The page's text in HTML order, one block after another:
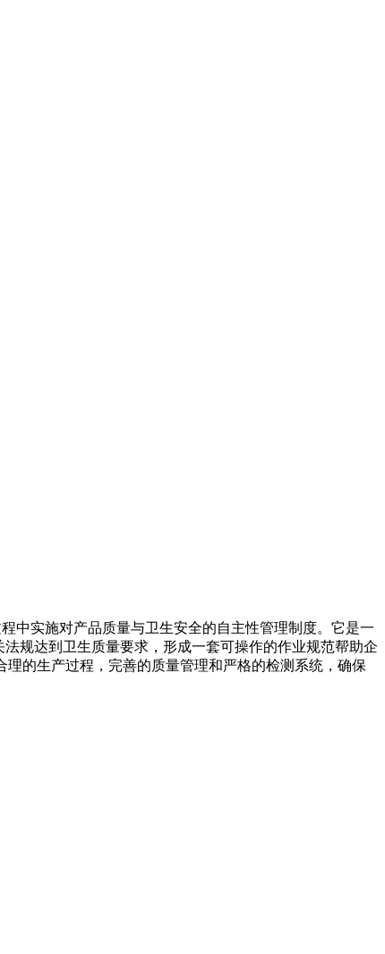
中实施对产品质量与卫生安全的自主性管理制度。它是一
规达到卫生质量要求，形成一套可操作的作业规范帮助企
的生产过程，完善的质量管理和严格的检测系统，确保